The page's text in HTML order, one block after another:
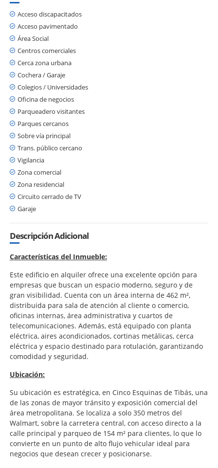
Acceso discapacitados
Acceso pavimentado
Área Social
Centros comerciales
Cerca zona urbana
Cochera / Garaje
Colegios / Universidades
Oficina de negocios
Parqueadero visitantes
Parques cercanos
Sobre vía principal
Trans. público cercano
Vigilancia
Zona comercial
Zona residencial
Circuito cerrado de TV
Garaje
Descripción Adicional
Características del Inmueble:
Este edificio en alquiler ofrece una excelente opción para
empresas que buscan un espacio moderno, seguro y de
gran visibilidad. Cuenta con un área interna de 462 m²,
distribuida para sala de atención al cliente o comercio,
oficinas internas, área administrativa y cuartos de
telecomunicaciones. Además, está equipado con planta
eléctrica, aires acondicionados, cortinas metálicas, cerca
eléctrica y espacio destinado para rotulación, garantizando
comodidad y seguridad.
Ubicación:
Su ubicación es estratégica, en Cinco Esquinas de Tibás, una
de las zonas de mayor tránsito y exposición comercial del
área metropolitana. Se localiza a solo 350 metros del
Walmart, sobre la carretera central, con acceso directo a la
calle principal y parqueo de 154 m² para clientes, lo que lo
convierte en un punto de alto flujo vehicular ideal para
negocios que desean crecer y posicionarse.